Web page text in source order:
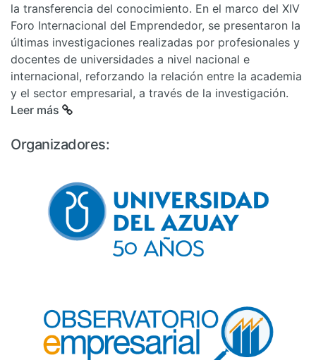
la transferencia del conocimiento. En el marco del XIV
Foro Internacional del Emprendedor, se presentaron la
últimas investigaciones realizadas por profesionales y
docentes de universidades a nivel nacional e
internacional, reforzando la relación entre la academia
y el sector empresarial, a través de la investigación.
Leer más
Organizadores: